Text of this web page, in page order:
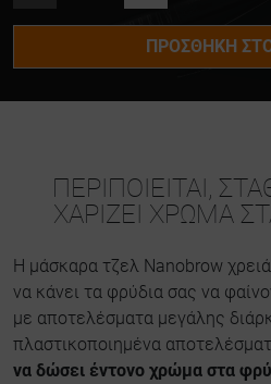
ΠΡΟΣΘΉΚΗ
ΠΕΡΙΠΟΙΕΊΤΑΙ,
ΧΑΡΊΖΕΙ ΧΡΏΜΑ
Η μάσκαρα τζελ Nanobrow
να κάνει τα φρύδια σας να
με αποτελέσματα μεγάλης
πλαστικοποιημένα
να δώσει έντονο χρώμα στα